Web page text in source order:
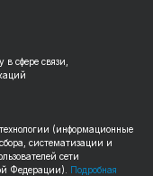
сфере связи,
(информационные
систематизации и
сети
Федерации). Подробная